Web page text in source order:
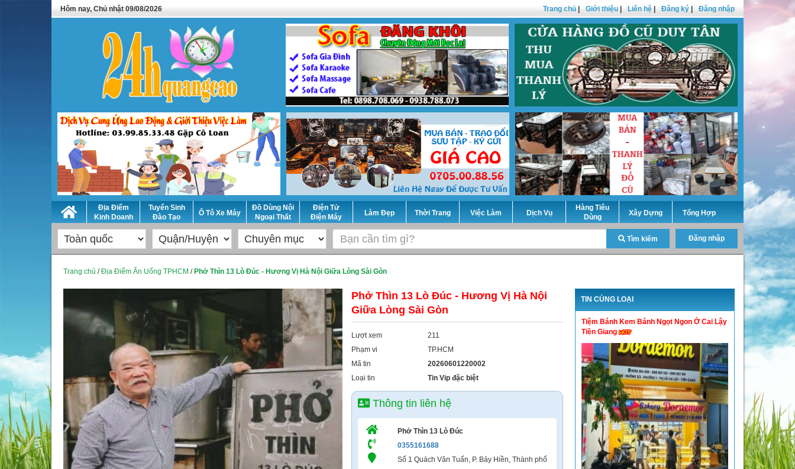
Hôm nay, Chủ nhật 09/08/2026 Trang chủ Giới thiệu Liên hệ Đăng ký Đăng nhập
Địa Điểm
Kinh Doanh
Tuyển Sinh
Đào Tạo
Ô Tô Xe Máy
Đồ Dùng Nội
Ngoại Thất
Điện Tử
Điện Máy
Làm Đẹp Thời Trang Việc Làm Dịch Vụ
Hàng Tiêu
Dùng
Xây Dựng Tổng Hợp
Tìm kiếm Đăng nhập
Trang chủ /Địa Điểm Ăn Uống TPHCM / Phở Thìn 13 Lò Đúc - Hương Vị Hà Nội Giữa Lòng Sài Gòn
Phở Thìn 13 Lò Đúc - Hương Vị Hà Nội
Giữa Lòng Sài Gòn
Lượt xem
211
Phạm vi
TP.HCM
Mã tin
20260601220002
Loại tin
Tin Vip đặc biệt
Thông tin liên hệ
Phở Thìn 13 Lò Đúc
0355161688
Số 1 Quách Văn Tuấn, P. Bảy Hiền, Thành phố
TIN CÙNG LOẠI
Tiệm Bánh Kem Bánh Ngọt Ngon Ở Cai Lậy
Tiền Giang